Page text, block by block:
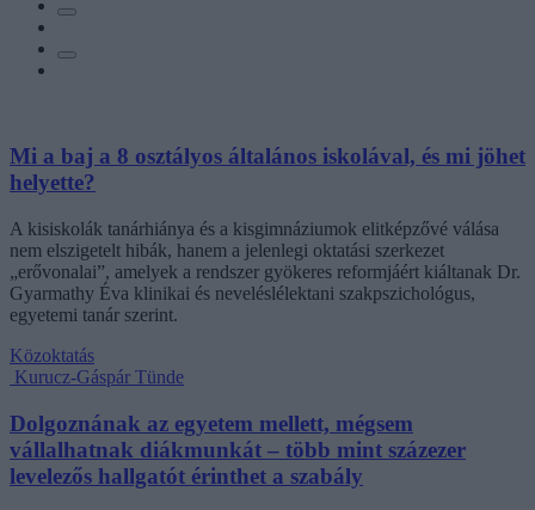
Mi a baj a 8 osztályos általános iskolával, és mi jöhet
helyette?
A kisiskolák tanárhiánya és a kisgimnáziumok elitképzővé válása
nem elszigetelt hibák, hanem a jelenlegi oktatási szerkezet
„erővonalai”, amelyek a rendszer gyökeres reformjáért kiáltanak Dr.
Gyarmathy Éva klinikai és neveléslélektani szakpszichológus,
egyetemi tanár szerint.
Közoktatás
Kurucz-Gáspár Tünde
Dolgoznának az egyetem mellett, mégsem
vállalhatnak diákmunkát – több mint százezer
levelezős hallgatót érinthet a szabály